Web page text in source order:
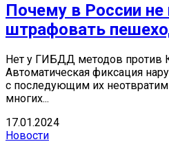
Почему в России не
штрафовать
Нет у ГИБДД методов против
Автоматическая фиксация
с последующим их
многих...
17.01.2024
Новости